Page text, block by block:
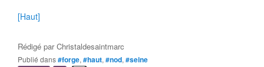
[Haut]
Rédigé parChristaldesaintmarc
Publié dans#forge, #haut, #nod, #seine